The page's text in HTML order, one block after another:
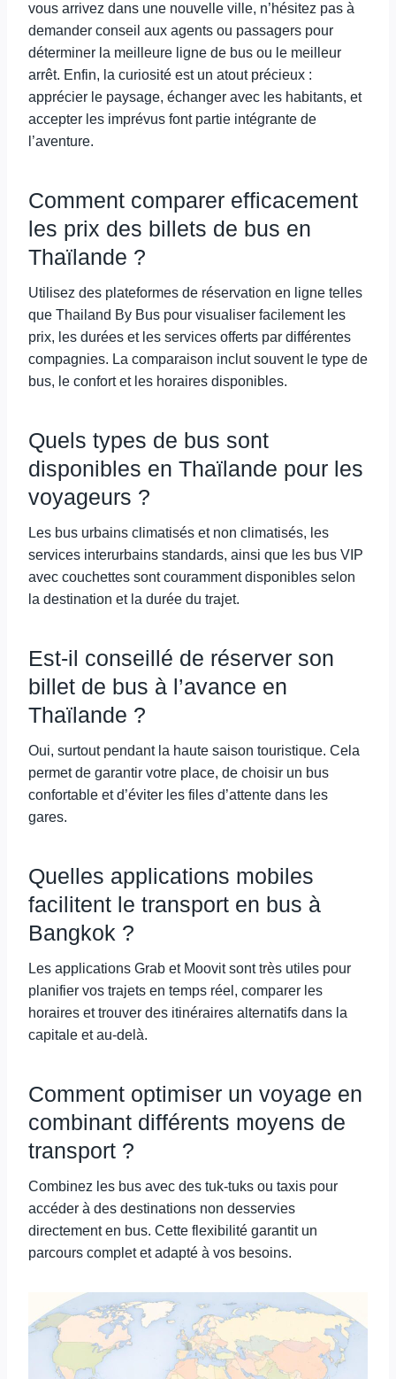
vous arrivez dans une nouvelle ville, n’hésitez pas à
demander conseil aux agents ou passagers pour
déterminer la meilleure ligne de bus ou le meilleur
arrêt. Enfin, la curiosité est un atout précieux :
apprécier le paysage, échanger avec les habitants, et
accepter les imprévus font partie intégrante de
l’aventure.
Comment comparer efficacement
les prix des billets de bus en
Thaïlande ?
Utilisez des plateformes de réservation en ligne telles
que Thailand By Bus pour visualiser facilement les
prix, les durées et les services offerts par différentes
compagnies. La comparaison inclut souvent le type de
bus, le confort et les horaires disponibles.
Quels types de bus sont
disponibles en Thaïlande pour les
voyageurs ?
Les bus urbains climatisés et non climatisés, les
services interurbains standards, ainsi que les bus VIP
avec couchettes sont couramment disponibles selon
la destination et la durée du trajet.
Est-il conseillé de réserver son
billet de bus à l’avance en
Thaïlande ?
Oui, surtout pendant la haute saison touristique. Cela
permet de garantir votre place, de choisir un bus
confortable et d’éviter les files d’attente dans les
gares.
Quelles applications mobiles
facilitent le transport en bus à
Bangkok ?
Les applications Grab et Moovit sont très utiles pour
planifier vos trajets en temps réel, comparer les
horaires et trouver des itinéraires alternatifs dans la
capitale et au-delà.
Comment optimiser un voyage en
combinant différents moyens de
transport ?
Combinez les bus avec des tuk-tuks ou taxis pour
accéder à des destinations non desservies
directement en bus. Cette flexibilité garantit un
parcours complet et adapté à vos besoins.